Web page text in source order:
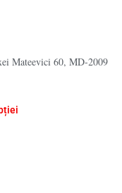
Mateevici 60, MD-2009